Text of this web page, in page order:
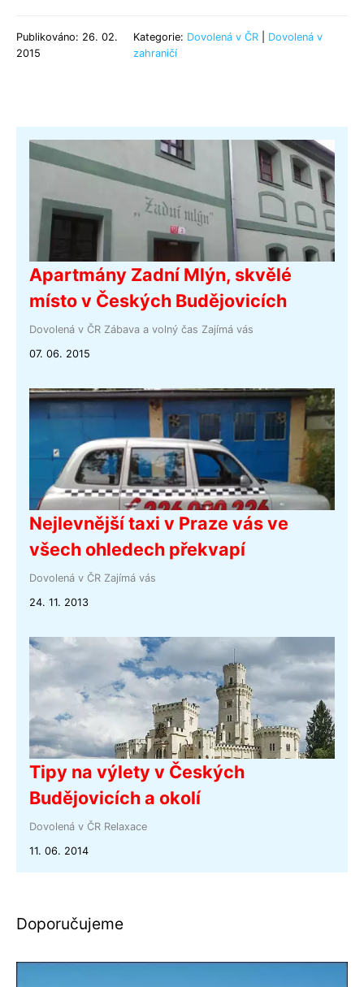
Publikováno: 26. 02.
2015
Kategorie: Dovolená v ČR
Dovolená v
zahraničí
Apartmány Zadní Mlýn, skvělé
místo v Českých Budějovicích
Dovolená v ČR Zábava a volný čas Zajímá vás
07. 06. 2015
Nejlevnější taxi v Praze vás ve
všech ohledech překvapí
Dovolená v ČR Zajímá vás
24. 11. 2013
Tipy na výlety v Českých
Budějovicích a okolí
Dovolená v ČR Relaxace
11. 06. 2014
Doporučujeme